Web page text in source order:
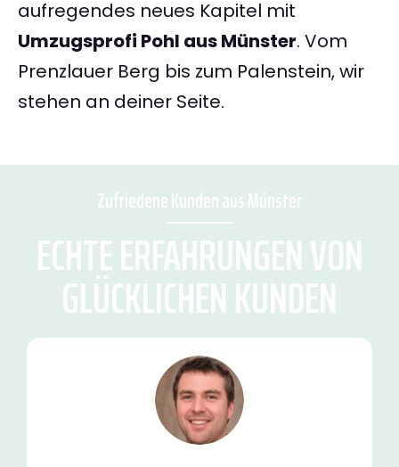
aufregendes neues Kapitel mit
Umzugsprofi Pohl aus Münster. Vom
Prenzlauer Berg bis zum Palenstein, wir
stehen an deiner Seite.
Zufriedene Kunden aus Münster
ECHTE ERFAHRUNGEN VON
GLÜCKLICHEN KUNDEN